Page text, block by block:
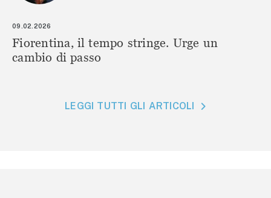
09.02.2026
Fiorentina, il tempo stringe. Urge un
cambio di passo
LEGGI TUTTI GLI ARTICOLI